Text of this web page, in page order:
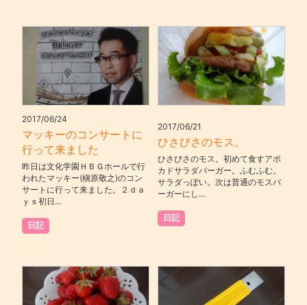
2017/06/24
マッキーのコンサートに
行って来ました
昨日は文化学園ＨＢＧホールで行
われたマッキー(槇原敬之)のコン
サートに行って来ました。２ｄａ
ｙｓ初日...
日記
2017/06/21
ひさびさのモス。
ひさびさのモス。初めて食すアボ
カドサラダバーガー。ふむふむ。
サラダっぽい。次は普通のモスバ
ーガーにし...
日記